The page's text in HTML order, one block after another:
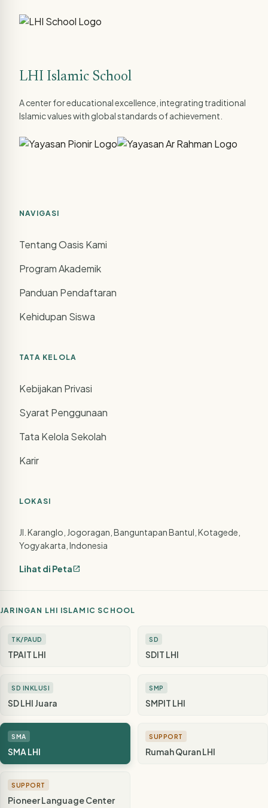
LHI Islamic School
A center for educational excellence, integrating traditional
Islamic values with global standards of achievement.
NAVIGASI
Tentang Oasis Kami
Program Akademik
Panduan Pendaftaran
Kehidupan Siswa
TATA KELOLA
Kebijakan Privasi
Syarat Penggunaan
Tata Kelola Sekolah
Karir
LOKASI
Jl. Karanglo, Jogoragan, Banguntapan Bantul, Kotagede,
Yogyakarta, Indonesia
Lihat di Petaopen_in_new
JARINGAN LHI ISLAMIC SCHOOL
TK/PAUD
TPAIT LHI
SD
SDIT LHI
SD INKLUSI
SD LHI Juara
SMP
SMPIT LHI
SMA
SMA LHI
SUPPORT
Rumah Quran LHI
SUPPORT
Pioneer Language Center